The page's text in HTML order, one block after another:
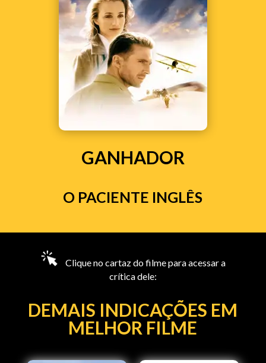
GANHADOR
O PACIENTE INGLÊS
Clique no cartaz do filme para acessar a
crítica dele:
DEMAIS INDICAÇÕES EM
MELHOR FILME